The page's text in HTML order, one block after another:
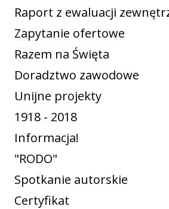
Raport z ewaluacji
Zapytanie ofertowe
Razem na Święta
Doradztwo zawodowe
Unijne projekty
1918 - 2018
Informacja!
"RODO"
Spotkanie autorskie
Certyfikat